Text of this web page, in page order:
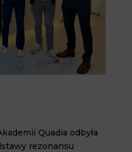
Quadia odbyła
rezonansu